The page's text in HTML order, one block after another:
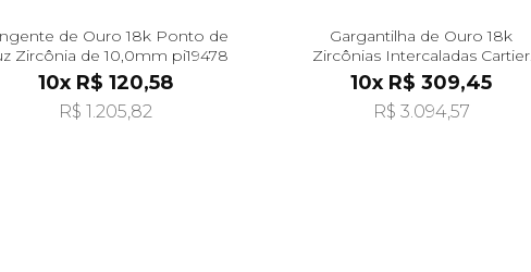
de Ouro 18k Ponto de
Zircônia de 10,0mm pi19478
10x R$ 120,58
R$ 1.205,82
Gargantilha de Ouro 18k
Zircônias Intercaladas Cartier
40cm ga05009
10x R$ 309,45
R$ 3.094,57